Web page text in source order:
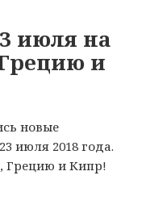
июля на
и
новые
июля 2018 года.
Грецию и Кипр!
до 23